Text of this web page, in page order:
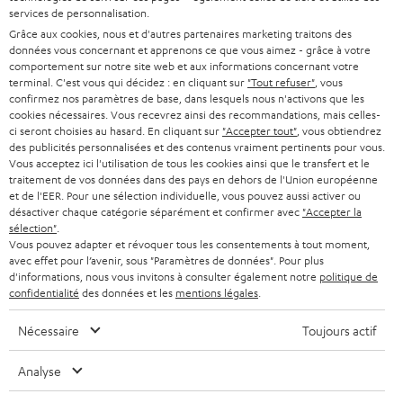
n
e
w
s
l
e
t
t
e
r
STEREO
SMART HOME
BLUETOOTH
CASQUES AUDIO
CASQUES BLUETOOTH AUDIO
SYSTEMES COMPLETS
ENCEINTES
ULTIMA
ÉCOUTEURS INTRA-AURICULAIRES
FANSHOP
CARRIÈRE
PRESSE
B2B
NEWSLETTER
MAGASINS
AVANTAGES D’ACHAT
L’HISTOIRE DE TEUFEL
ALLEMAGNE
AUTRICHE
SUISSE
PAYS-BAS
BELGIQUE
FRANCE
POLOGNE
Sous réserve de modifications techniques, de fautes de frappe et d’autres
services de personnalisation.
Grâce aux cookies, nous et d'autres partenaires marketing traitons des
données vous concernant et apprenons ce que vous aimez - grâce à votre
comportement sur notre site web et aux informations concernant votre
terminal. C'est vous qui décidez : en cliquant sur "Tout refuser" , vous
confirmez nos paramètres de base, dans lesquels nous n'activons que les
cookies nécessaires. Vous recevrez ainsi des recommandations, mais celles-
ci seront choisies au hasard. En cliquant sur "Accepter tout" , vous obtiendrez
des publicités personnalisées et des contenus vraiment pertinents pour vous.
Vous acceptez ici l'utilisation de tous les cookies ainsi que le transfert et le
traitement de vos données dans des pays en dehors de l'Union européenne
et de l'EER. Pour une sélection individuelle, vous pouvez aussi activer ou
désactiver chaque catégorie séparément et confirmer avec "Accepter la
sélection"
Vous pouvez adapter et révoquer tous les consentements à tout moment,
avec effet pour l’avenir, sous "Paramètres de données". Pour plus
d'informations, nous vous invitons à consulter également notre politique de
confidentialité des données et les mentions légales
Nécessaire Toujours actif
Analyse